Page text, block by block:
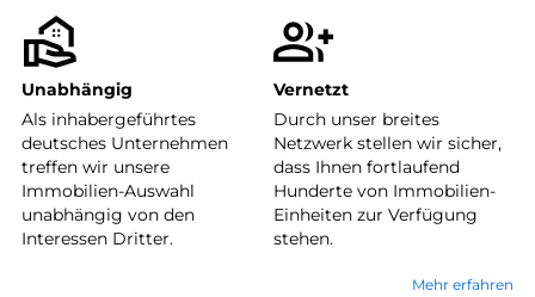
Unabhängig
Als inhabergeführtes
deutsches Unternehmen
treffen wir unsere
Immobilien-Auswahl
unabhängig von den
Interessen Dritter.
Vernetzt
Durch unser breites
Netzwerk stellen wir sicher,
dass Ihnen fortlaufend
Hunderte von Immobilien-
Einheiten zur Verfügung
stehen.
Mehr erfahren